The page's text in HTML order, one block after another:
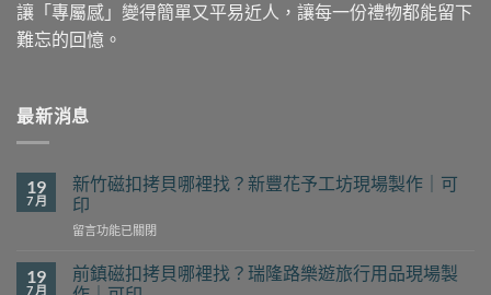
讓「專屬感」變得簡單又平易近人，讓每一份禮物都能留下
難忘的回憶。
最新消息
19
7 月
新竹磁扣拷貝哪裡找？新豐花予工坊現場製作｜可
印
在
竹
磁
留言功能已關閉
19
7 月
前鎮磁扣拷貝哪裡找？瑞隆路樂遊旅行用品現場製